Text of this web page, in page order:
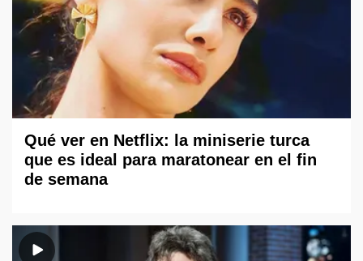
Qué ver en Netflix: la miniserie turca
que es ideal para maratonear en el fin
de semana